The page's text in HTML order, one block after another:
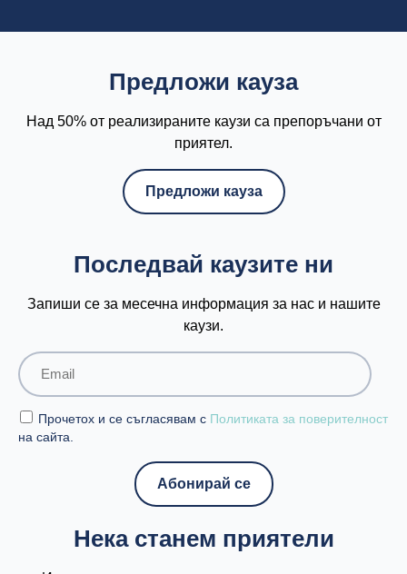
Предложи кауза
Над 50% от реализираните каузи са препоръчани от
приятел.
Предложи кауза
Последвай каузите ни
Запиши се за месечна информация за нас и нашите
каузи.
Прочетох и се съгласявам с Политиката за поверителност
на сайта.
Нека станем приятели